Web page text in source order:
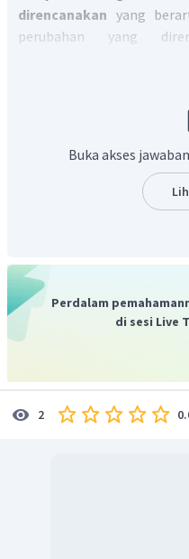
direncanakan yang
perubahan yang
Dengan melihat
direncanakan
Buka akses
Perdalam
di sesi Live
2